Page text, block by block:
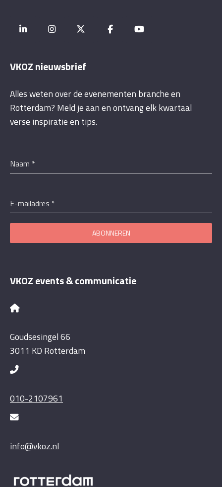
VKOZ nieuwsbrief
Alles weten over de evenementen branche en
Rotterdam? Meld je aan en ontvang elk kwartaal
verse inspiratie en tips.
Naam *
E-mailadres *
ABONNEREN
VKOZ events & communicatie
Goudsesingel 66
3011 KD Rotterdam
010-2107961
info@vkoz.nl